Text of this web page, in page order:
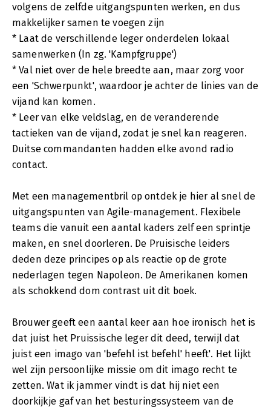
volgens de zelfde uitgangspunten werken, en dus
makkelijker samen te voegen zijn
* Laat de verschillende leger onderdelen lokaal
samenwerken (In zg. 'Kampfgruppe')
* Val niet over de hele breedte aan, maar zorg voor
een 'Schwerpunkt', waardoor je achter de linies van de
vijand kan komen.
* Leer van elke veldslag, en de veranderende
tactieken van de vijand, zodat je snel kan reageren.
Duitse commandanten hadden elke avond radio
contact.
Met een managementbril op ontdek je hier al snel de
uitgangspunten van Agile-management. Flexibele
teams die vanuit een aantal kaders zelf een sprintje
maken, en snel doorleren. De Pruisische leiders
deden deze principes op als reactie op de grote
nederlagen tegen Napoleon. De Amerikanen komen
als schokkend dom contrast uit dit boek.
Brouwer geeft een aantal keer aan hoe ironisch het is
dat juist het Pruissische leger dit deed, terwijl dat
juist een imago van 'befehl ist befehl' heeft'. Het lijkt
wel zijn persoonlijke missie om dit imago recht te
zetten. Wat ik jammer vindt is dat hij niet een
doorkijkje gaf van het besturingssysteem van de